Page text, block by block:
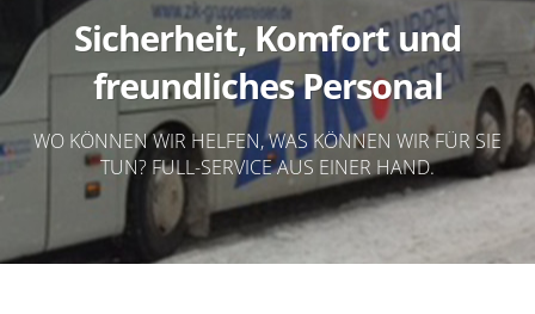
Sicherheit, Komfort und
freundliches Personal
WO KÖNNEN WIR HELFEN, WAS KÖNNEN WIR FÜR SIE
TUN? FULL-SERVICE AUS EINER HAND.